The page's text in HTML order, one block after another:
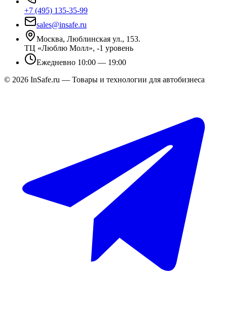
+7 (495) 135-35-99
sales@insafe.ru
Москва, Люблинская ул., 153.
ТЦ «Люблю Молл», -1 уровень
Ежедневно 10:00 — 19:00
© 2026 InSafe.ru — Товары и технологии для автобизнеса